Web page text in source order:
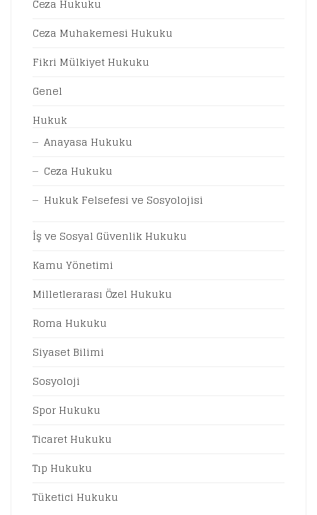
Ceza Hukuku
Ceza Muhakemesi Hukuku
Fikri Mülkiyet Hukuku
Genel
Hukuk
Anayasa Hukuku
Ceza Hukuku
Hukuk Felsefesi ve Sosyolojisi
İş ve Sosyal Güvenlik Hukuku
Kamu Yönetimi
Milletlerarası Özel Hukuku
Roma Hukuku
Siyaset Bilimi
Sosyoloji
Spor Hukuku
Ticaret Hukuku
Tıp Hukuku
Tüketici Hukuku